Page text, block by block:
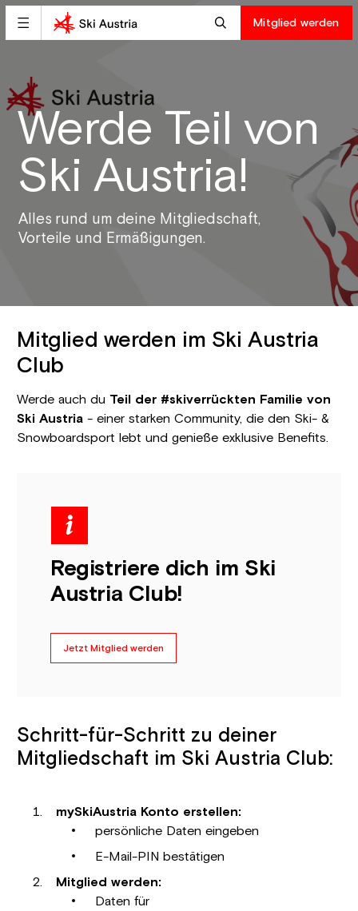
Mitglied werden
Werde Teil von
Ski Austria!
Alles rund um deine Mitgliedschaft,
Vorteile und Ermäßigungen.
Mitglied werden im Ski Austria
Club
Werde auch du Teil der #skiverrückten Familie von
Ski Austria - einer starken Community, die den Ski- &
Snowboardsport lebt und genieße exklusive Benefits.
Registriere dich im Ski
Austria Club!
Jetzt Mitglied werden
Schritt-für-Schritt zu deiner
Mitgliedschaft im Ski Austria Club:
mySkiAustria Konto erstellen:
persönliche Daten eingeben
E-Mail-PIN bestätigen
Mitglied werden:
Daten für